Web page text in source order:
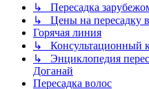
↳ Пересадка
↳ Цены на пересадку
Горячая линия
↳ Консультационный
↳ Энциклопедия
Доганай
Пересадка волос